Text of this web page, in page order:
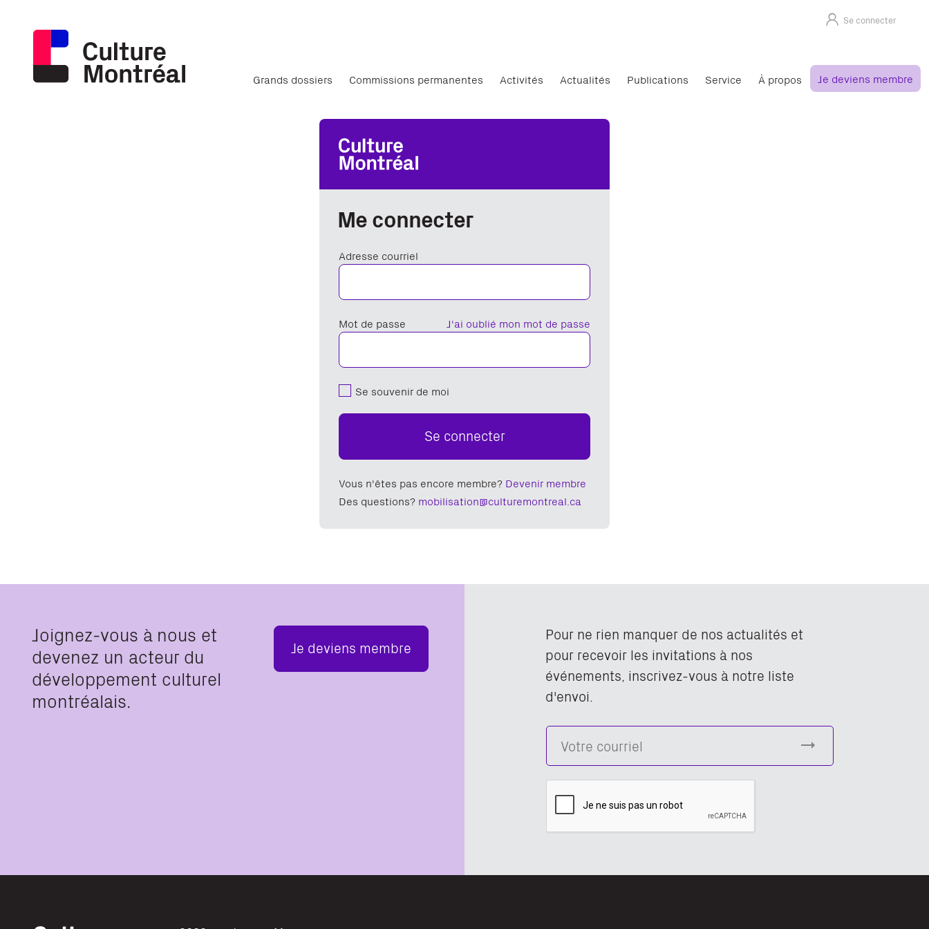
Se connecter
Grands dossiers Commissions permanentes Activités Actualités Publications Service À propos Je deviens membre
Me connecter
Adresse courriel
J'ai oublié mon mot de passe
Mot de passe
Se souvenir de moi
Se connecter
Vous n'êtes pas encore membre? Devenir membre
Des questions? mobilisation@culturemontreal.ca
Joignez-vous à nous et
devenez un acteur du
développement culturel
montréalais.
Je deviens membre
Pour ne rien manquer de nos actualités et
pour recevoir les invitations à nos
événements, inscrivez-vous à notre liste
d'envoi.